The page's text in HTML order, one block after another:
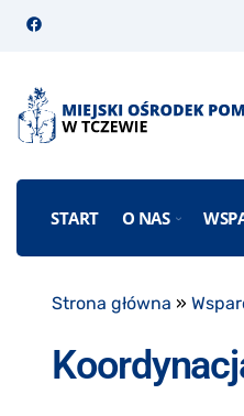
START O NAS
Strona główna »